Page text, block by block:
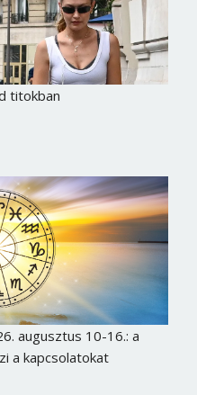
titokban
augusztus 10-16.: a
a kapcsolatokat